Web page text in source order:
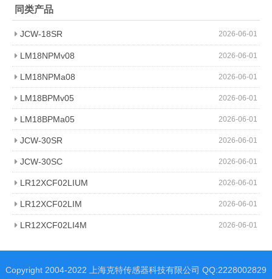
同类产品
2026-06-01
JCW-18SR
2026-06-01
LM18NPMv08
2026-06-01
LM18NPMa08
2026-06-01
LM18BPMv05
2026-06-01
LM18BPMa05
2026-06-01
JCW-30SR
2026-06-01
JCW-30SC
2026-06-01
LR12XCF02LIUM
2026-06-01
LR12XCF02LIM
2026-06-01
LR12XCF02LI4M
Copyright 2004-2022 上海克特传感器科技有限公司 QQ:2228002829